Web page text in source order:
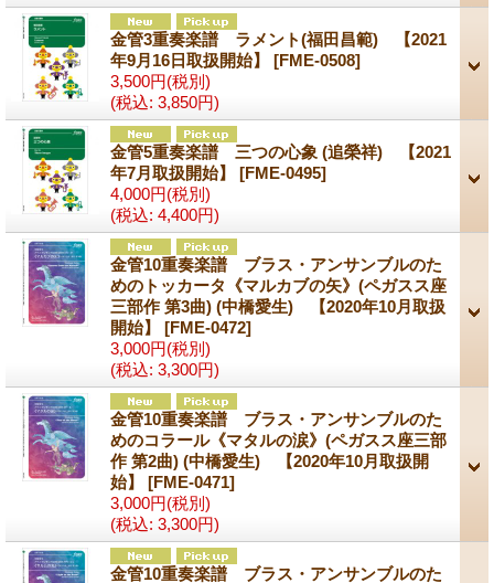
金管3重奏楽譜 ラメント(福田昌範) 【2021
年9月16日取扱開始】 [FME-0508]
3,500円(税別)
(税込: 3,850円)
金管5重奏楽譜 三つの心象 (追榮祥) 【2021
年7月取扱開始】 [FME-0495]
4,000円(税別)
(税込: 4,400円)
金管10重奏楽譜 ブラス・アンサンブルのた
めのトッカータ《マルカブの矢》(ペガスス座
三部作 第3曲) (中橋愛生) 【2020年10月取扱
開始】 [FME-0472]
3,000円(税別)
(税込: 3,300円)
金管10重奏楽譜 ブラス・アンサンブルのた
めのコラール《マタルの涙》(ペガスス座三部
作 第2曲) (中橋愛生) 【2020年10月取扱開
始】 [FME-0471]
3,000円(税別)
(税込: 3,300円)
金管10重奏楽譜 ブラス・アンサンブルのた